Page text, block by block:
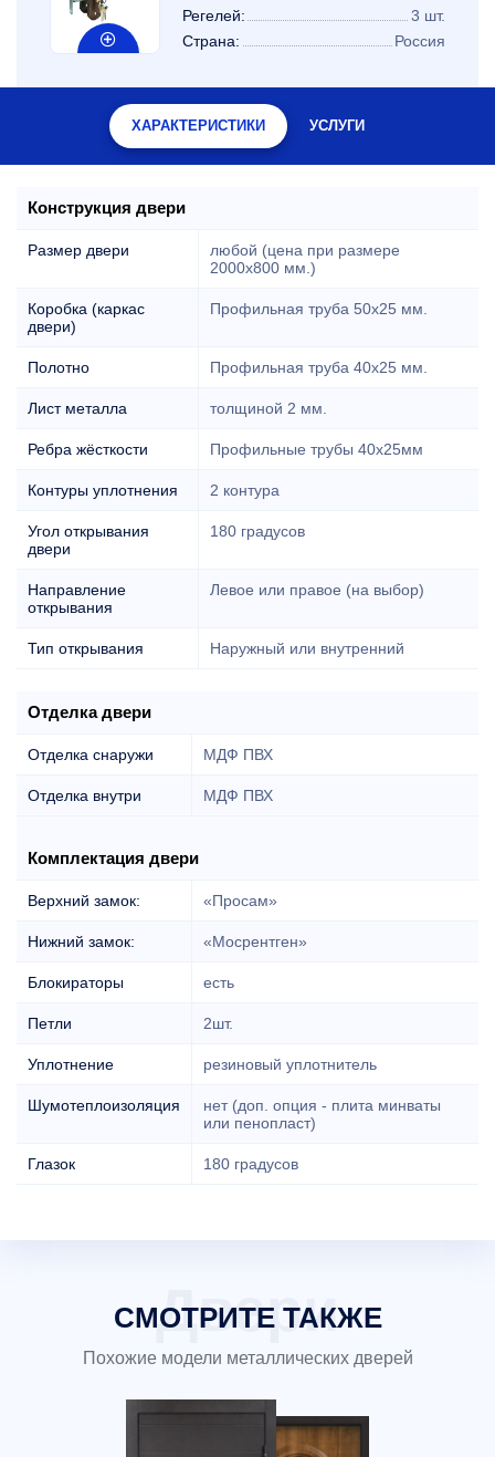
Регелей:
3 шт.
Страна:
Россия
ХАРАКТЕРИСТИКИ УСЛУГИ
Конструкция двери
Размер двери
любой (цена при размере
2000x800 мм.)
Коробка (каркас
двери)
Профильная труба 50х25 мм.
Полотно Профильная труба 40х25 мм.
Лист металла толщиной 2 мм.
Ребра жёсткости Профильные трубы 40х25мм
Контуры уплотнения 2 контура
Угол открывания
двери
180 градусов
Направление
открывания
Левое или правое (на выбор)
Тип открывания Наружный или внутренний
Отделка двери
Отделка снаружи МДФ ПВХ
Отделка внутри МДФ ПВХ
Комплектация двери
Верхний замок: «Просам»
Нижний замок: «Мосрентген»
Блокираторы есть
Петли 2шт.
Уплотнение резиновый уплотнитель
Шумотеплоизоляция
нет (доп. опция - плита минваты
или пенопласт)
Глазок 180 градусов
СМОТРИТЕ ТАКЖЕ
Похожие модели металлических дверей